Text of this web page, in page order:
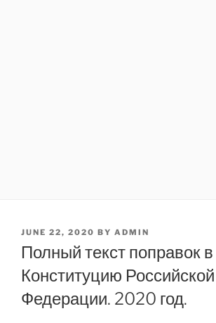
POSTED
ON
JUNE 22, 2020 BY ADMIN
Полный текст поправок в
Конституцию Российской
Федерации. 2020 год.